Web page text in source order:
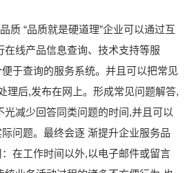
质 “品质就是硬道理”企业可以通过互
在线产品信息查询、技术支持等服
于查询的服务系统。并且可以把常见
理后,发布在网上。形成常见问题解答,
光减少回答同类问题的时间,并且可以
问题。最终会逐 渐提升企业服务品
在工作时间以外,以电子邮件或留言